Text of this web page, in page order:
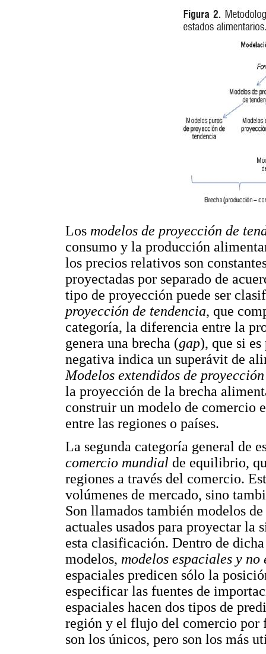
Los modelos de proyección de
consumo y la producción
los precios relativos son
proyectadas por separado de
tipo de proyección puede ser
proyección de tendencia, que
categoría, la diferencia entre la
genera una brecha (gap), que si
negativa indica un superávit de
Modelos extendidos de
la proyección de la brecha
construir un modelo de comercio
entre las regiones o países.
La segunda categoría general de
comercio mundial de equilibrio,
regiones a través del comercio.
volúmenes de mercado, sino
Son llamados también modelos
actuales usados para proyectar
esta clasificación. Dentro de
modelos, modelos espaciales y
espaciales predicen sólo la
especificar las fuentes de
espaciales hacen dos tipos de
región y el flujo del comercio por
son los únicos, pero son los más